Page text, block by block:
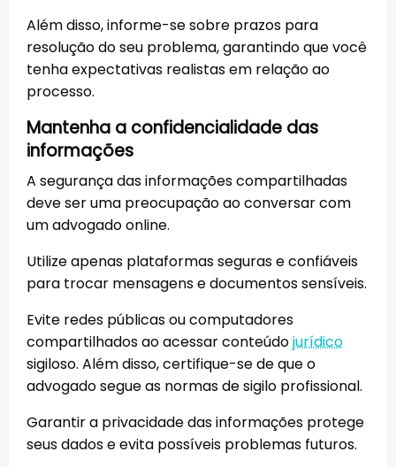
Além disso, informe-se sobre prazos para
resolução do seu problema, garantindo que você
tenha expectativas realistas em relação ao
processo.
Mantenha a confidencialidade das
informações
A segurança das informações compartilhadas
deve ser uma preocupação ao conversar com
um advogado online.
Utilize apenas plataformas seguras e confiáveis
para trocar mensagens e documentos sensíveis.
Evite redes públicas ou computadores
compartilhados ao acessar conteúdojurídico
sigiloso. Além disso, certifique-se de que o
advogado segue as normas de sigilo profissional.
Garantir a privacidade das informações protege
seus dados e evita possíveis problemas futuros.